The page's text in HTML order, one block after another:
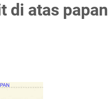
di atas papan